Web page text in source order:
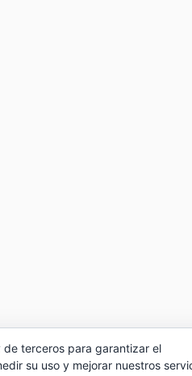
terceros para garantizar el
su uso y mejorar nuestros